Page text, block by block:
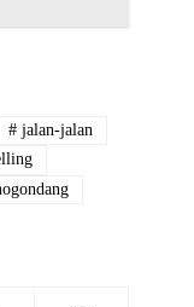
# jalan-jalan